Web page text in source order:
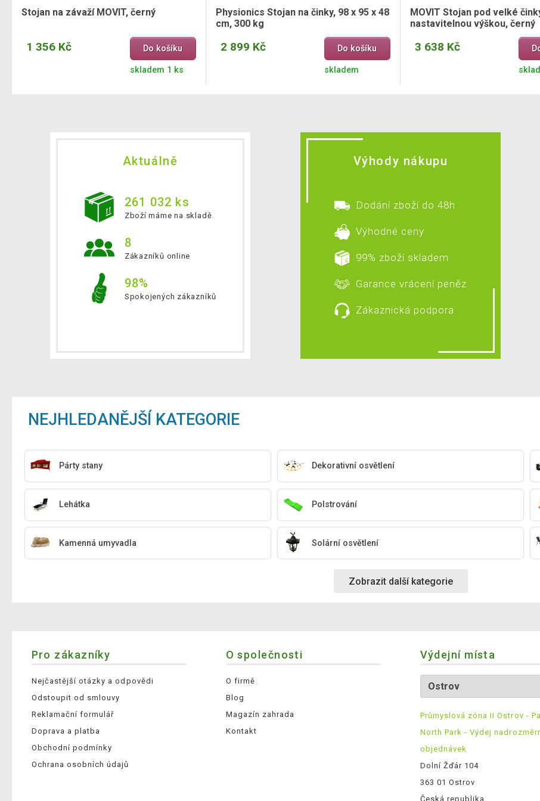
Stojan na závaží MOVIT, černý
1 356 Kč Do košíku
skladem 1 ks
Physionics Stojan na činky, 98 x 95 x 48
cm, 300 kg
2 899 Kč Do košíku
skladem
MOVIT Stojan pod velké
nastavitelnou výškou, černý
3 638 Kč
Aktuálně
261 032 ks
Zboží máme na skladě
8
Zákazníků online
98%
Spokojených zákazníků
Výhody nákupu
Dodání zboží do 48h
Výhodné ceny
99% zboží skladem
Garance vrácení peněz
Zákaznická podpora
NEJHLEDANĚJŠÍ KATEGORIE
Párty stany Dekorativní osvětlení
Lehátka Polstrování
Kamenná umyvadla Solární osvětlení
Zobrazit další kategorie
Pro zákazníky
Nejčastější otázky a odpovědi
Odstoupit od smlouvy
Reklamační formulář
Doprava a platba
Obchodní podmínky
Ochrana osobních údajů
O společnosti
O firmě
Blog
Magazín zahrada
Kontakt
Výdejní místa
Průmyslová zóna II Ostrov -
North Park - Výdej
objednávek
Dolní Žďár 104
363 01 Ostrov
Česká republika